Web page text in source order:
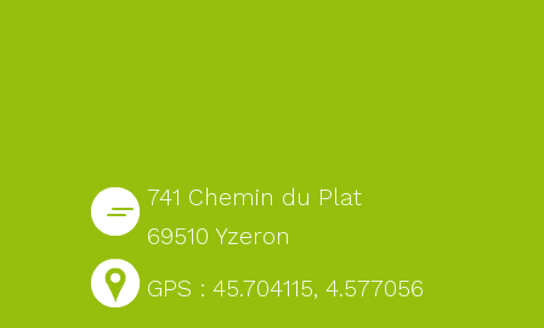
741 Chemin du Plat
69510 Yzeron
GPS : 45.704115, 4.577056